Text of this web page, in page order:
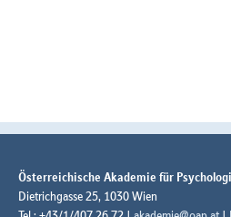
Österreichische Akademie für
Dietrichgasse 25, 1030 Wien